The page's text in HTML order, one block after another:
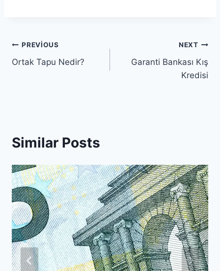
Yazı
gezinmesi
PREVIOUS
Ortak Tapu Nedir?
NEXT
Garanti Bankası Kış
Kredisi
Similar Posts